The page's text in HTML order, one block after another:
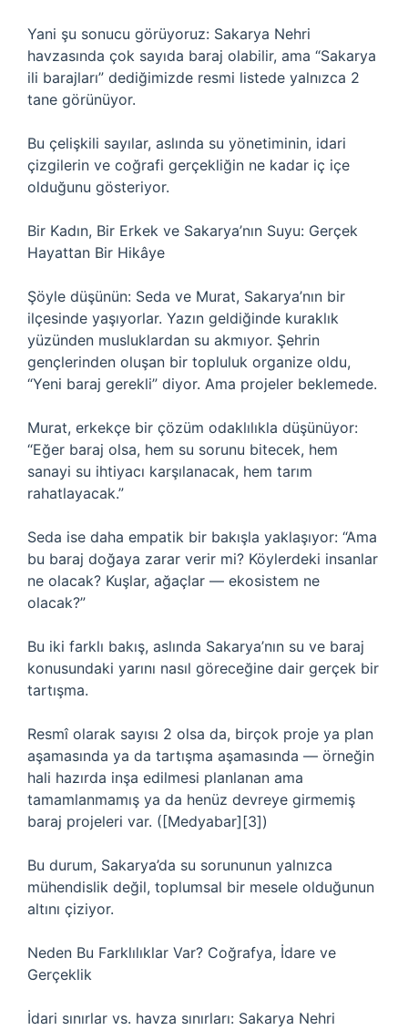
Yani şu sonucu görüyoruz: Sakarya Nehri
havzasında çok sayıda baraj olabilir, ama “Sakarya
ili barajları” dediğimizde resmi listede yalnızca 2
tane görünüyor.
Bu çelişkili sayılar, aslında su yönetiminin, idari
çizgilerin ve coğrafi gerçekliğin ne kadar iç içe
olduğunu gösteriyor.
Bir Kadın, Bir Erkek ve Sakarya’nın Suyu: Gerçek
Hayattan Bir Hikâye
Şöyle düşünün: Seda ve Murat, Sakarya’nın bir
ilçesinde yaşıyorlar. Yazın geldiğinde kuraklık
yüzünden musluklardan su akmıyor. Şehrin
gençlerinden oluşan bir topluluk organize oldu,
“Yeni baraj gerekli” diyor. Ama projeler beklemede.
Murat, erkekçe bir çözüm odaklılıkla düşünüyor:
“Eğer baraj olsa, hem su sorunu bitecek, hem
sanayi su ihtiyacı karşılanacak, hem tarım
rahatlayacak.”
Seda ise daha empatik bir bakışla yaklaşıyor: “Ama
bu baraj doğaya zarar verir mi? Köylerdeki insanlar
ne olacak? Kuşlar, ağaçlar — ekosistem ne
olacak?”
Bu iki farklı bakış, aslında Sakarya’nın su ve baraj
konusundaki yarını nasıl göreceğine dair gerçek bir
tartışma.
Resmî olarak sayısı 2 olsa da, birçok proje ya plan
aşamasında ya da tartışma aşamasında — örneğin
hali hazırda inşa edilmesi planlanan ama
tamamlanmamış ya da henüz devreye girmemiş
baraj projeleri var. ([Medyabar][3])
Bu durum, Sakarya’da su sorununun yalnızca
mühendislik değil, toplumsal bir mesele olduğunun
altını çiziyor.
Neden Bu Farklılıklar Var? Coğrafya, İdare ve
Gerçeklik
İdari sınırlar vs. havza sınırları: Sakarya Nehri